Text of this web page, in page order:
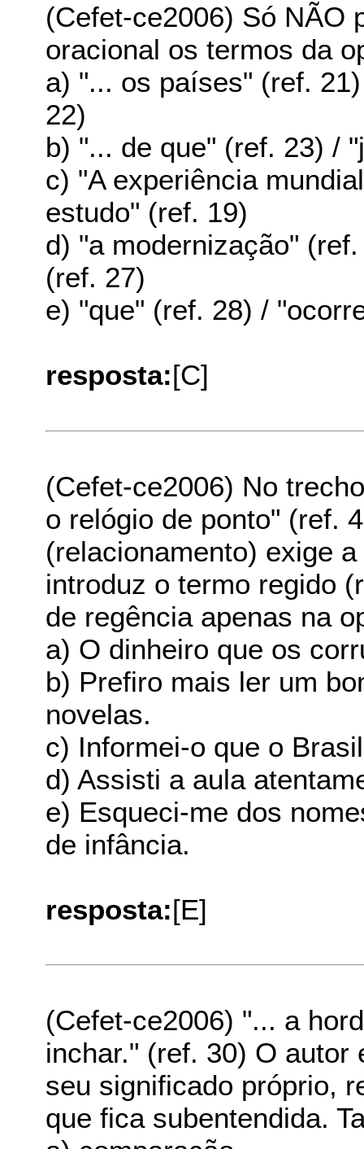
(Cefet-ce2006) Só NÃO
oracional os termos da
a) "... os países" (ref.
22)
b) "... de que" (ref. 23) /
c) "A experiência
estudo" (ref. 19)
d) "a modernização"
(ref. 27)
e) "que" (ref. 28) /
resposta:[C]
(Cefet-ce2006) No
o relógio de ponto" (ref.
(relacionamento) exige
introduz o termo regido
de regência apenas na
a) O dinheiro que os
b) Prefiro mais ler um
novelas.
c) Informei-o que o
d) Assisti a aula
e) Esqueci-me dos
de infância.
resposta:[E]
(Cefet-ce2006) "... a
inchar." (ref. 30) O autor
seu significado próprio,
que fica subentendida.